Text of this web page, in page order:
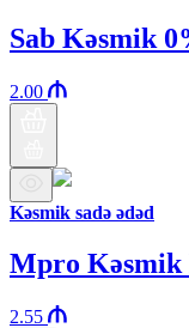
Sab Kəsmik
2.00
Kəsmik sadə ədəd
Mpro Kəsmik
2.55